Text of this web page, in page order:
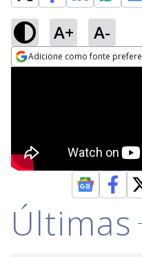
A+ A-
Adicione como fonte
Últimas